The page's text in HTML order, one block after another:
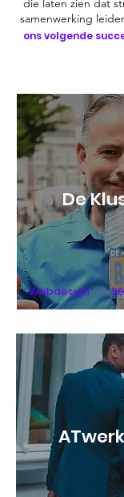
die laten zien dat
samenwerking
ons volgende
De
Webdesign